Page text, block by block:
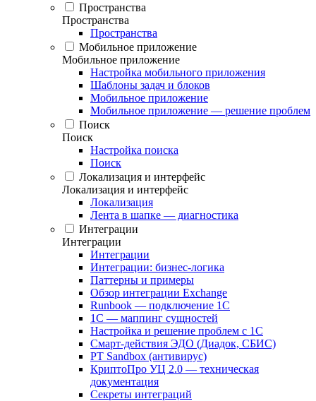
Пространства
Пространства
Пространства
Мобильное приложение
Мобильное приложение
Настройка мобильного приложения
Шаблоны задач и блоков
Мобильное приложение
Мобильное приложение — решение проблем
Поиск
Поиск
Настройка поиска
Поиск
Локализация и интерфейс
Локализация и интерфейс
Локализация
Лента в шапке — диагностика
Интеграции
Интеграции
Интеграции
Интеграции: бизнес-логика
Паттерны и примеры
Обзор интеграции Exchange
Runbook — подключение 1С
1С — маппинг сущностей
Настройка и решение проблем с 1С
Смарт-действия ЭДО (Диадок, СБИС)
PT Sandbox (антивирус)
КриптоПро УЦ 2.0 — техническая
документация
Секреты интеграций